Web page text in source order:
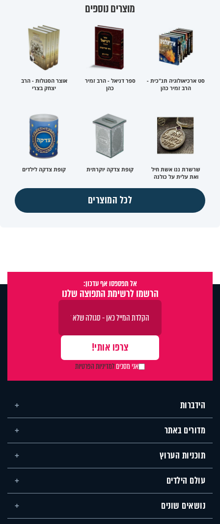
מוצרים נוספים
סט ארכיאולוגיה תנ"כית -
הרב זמיר כהן
ספר דניאל - הרב זמיר
כהן
אוצר הסגולות - הרב
יצחק בצרי
שרשרת ננו אשת חיל
ואת עלית על כולנה
קופת צדקה יוקרתית קופת צדקה לילדים
לכל המוצרים
אל תפספסו אף עדכון:
הרשמו לרשימת התפוצה שלנו
אני מסכיםלמדיניות הפרטיות
הידברות
מדורים באתר
תוכניות הערוץ
עולם הילדים
נושאים שונים